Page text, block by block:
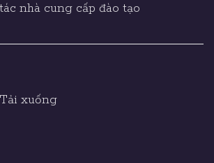
nhà cung cấp đào tạo
xuống